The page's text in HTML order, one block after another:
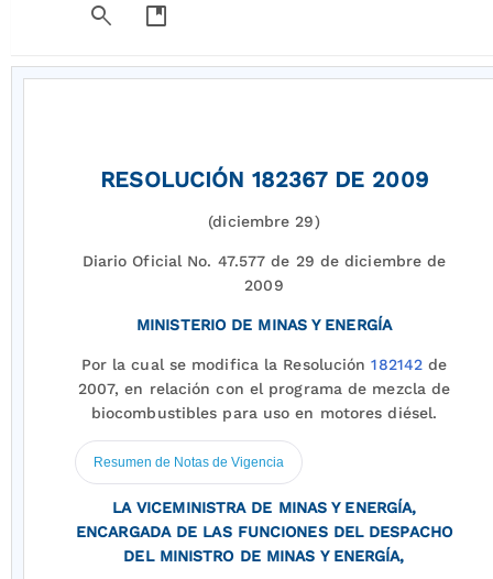
search developer_guide
RESOLUCIÓN 182367 DE 2009
(diciembre 29)
Diario Oficial No. 47.577 de 29 de diciembre de
2009
MINISTERIO DE MINAS Y ENERGÍA
Por la cual se modifica la Resolución182142 de
2007, en relación con el programa de mezcla de
biocombustibles para uso en motores diésel.
Resumen de Notas de Vigencia
LA VICEMINISTRA DE MINAS Y ENERGÍA,
ENCARGADA DE LAS FUNCIONES DEL DESPACHO
DEL MINISTRO DE MINAS Y ENERGÍA,